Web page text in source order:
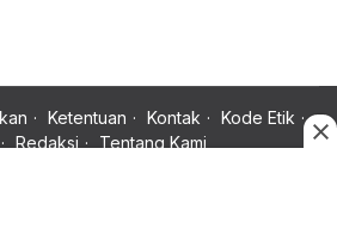
Ketentuan Kontak
Kode Etik
Redaksi Tentang Kami